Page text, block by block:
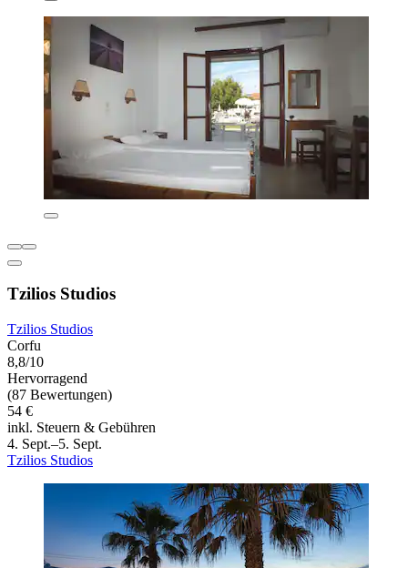
Tzilios Studios
Tzilios Studios
Corfu
8,8/10
Hervorragend
(87 Bewertungen)
54 €
inkl. Steuern & Gebühren
4. Sept.–5. Sept.
Tzilios Studios